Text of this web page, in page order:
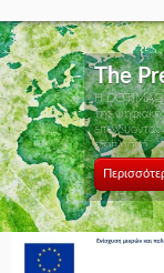
The
Η
της ψηφιακής
επενδύοντας
εξοπλισμό ...
Περισσότερα